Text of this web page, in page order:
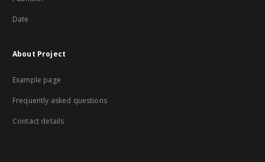
Date
About Project
Example page
Frequently asked questions
Contact details